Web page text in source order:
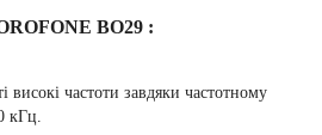
BO29 :
високі частоти завдяки частотному
кГц.